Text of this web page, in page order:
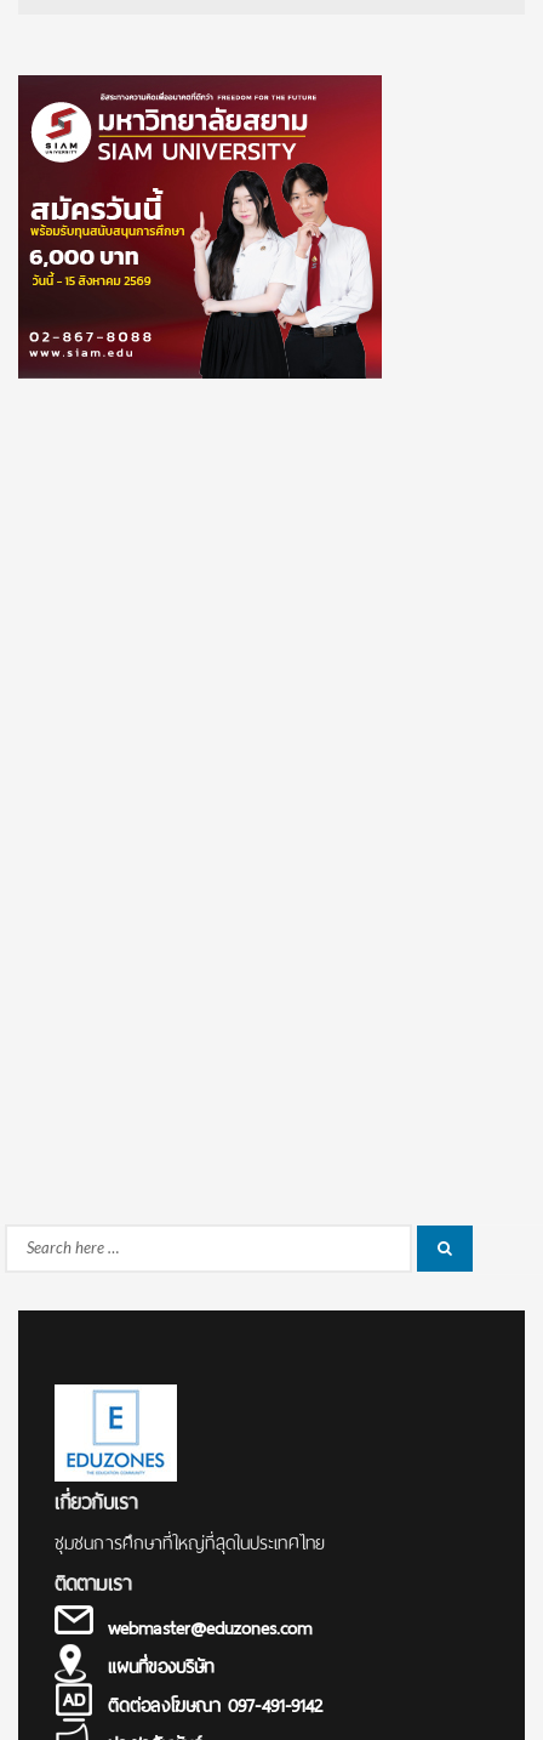
Search
เกี่ยวกับเรา
ชุมชนการศึกษาที่ใหญ่ที่สุดในประเทศไทย
ติดตามเรา
webmaster@eduzones.com
แผนที่ของบริษัท
ติดต่อลงโฆษณา 097-491-9142